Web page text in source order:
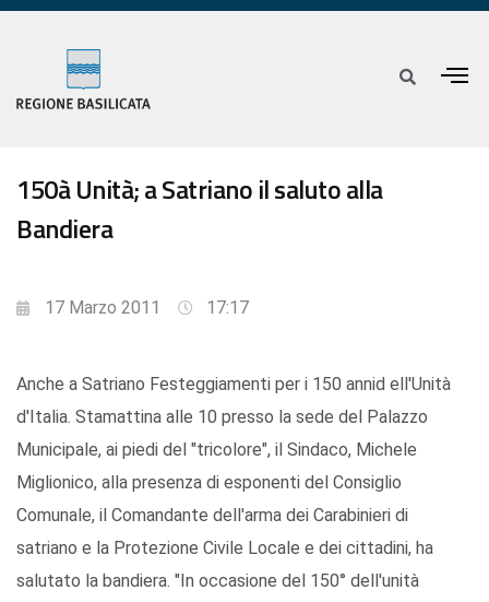
150à Unità; a Satriano il saluto alla
Bandiera
17 Marzo 2011 17:17
Anche a Satriano Festeggiamenti per i 150 annid ell'Unità
d'Italia. Stamattina alle 10 presso la sede del Palazzo
Municipale, ai piedi del "tricolore", il Sindaco, Michele
Miglionico, alla presenza di esponenti del Consiglio
Comunale, il Comandante dell'arma dei Carabinieri di
satriano e la Protezione Civile Locale e dei cittadini, ha
salutato la bandiera. "In occasione del 150° dell'unità